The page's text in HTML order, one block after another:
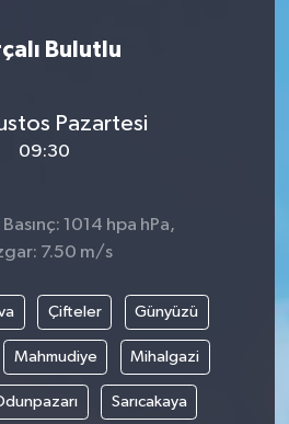
Bulutlu
Pazartesi
09:30
1014 hpa hPa,
7.50 m/s
Çifteler Günyüzü
Mahmudiye Mihalgazi
Sarıcakaya